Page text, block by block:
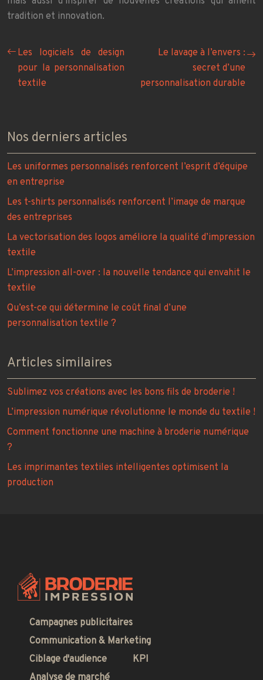
tradition et innovation.
Les logiciels de design
pour la personnalisation
textile
Le lavage à l’envers :
secret d’une
personnalisation durable
Nos derniers articles
Les uniformes personnalisés renforcent l’esprit d’équipe
en entreprise
Les t-shirts personnalisés renforcent l’image de marque
des entreprises
La vectorisation des logos améliore la qualité d’impression
textile
L’impression all-over : la nouvelle tendance qui envahit le
textile
Qu’est-ce qui détermine le coût final d’une
personnalisation textile ?
Articles similaires
Sublimez vos créations avec les bons fils de broderie !
L’impression numérique révolutionne le monde du textile !
Comment fonctionne une machine à broderie numérique
?
Les imprimantes textiles intelligentes optimisent la
production
Campagnes publicitaires
Communication & Marketing
Ciblage d'audience
KPI